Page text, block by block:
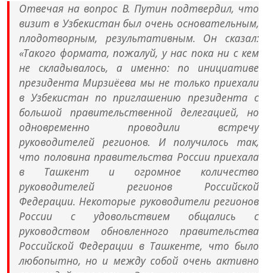
Отвечая на вопрос В. Путин подтвердил, что
визит в Узбекистан был очень основательным,
плодотворным, результативным. Он сказал:
«Такого формата, пожалуй, у нас пока ни с кем
не складывалось, а именно: по инициативе
президента Мирзиёева мы не только приехали
в Узбекистан по приглашению президента с
большой правительственной делегацией, но
одновременно проводили встречу
руководителей регионов. И получилось так,
что половина правительства России приехала
в Ташкент и огромное количество
руководителей регионов Российской
Федерации. Некоторые руководители регионов
России с удовольствием общались с
руководством обновленного правительства
Российской Федерации в Ташкенте, что было
любопытно, но и между собой очень активно